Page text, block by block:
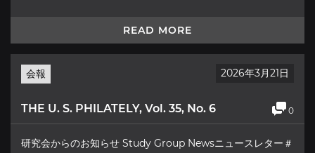
READ MORE
会報 2026年3月21日
THE U. S. PHILATELY, Vol. 35, No. 6 0
研究会からのお知らせ Study Group Newsニュースレター＃